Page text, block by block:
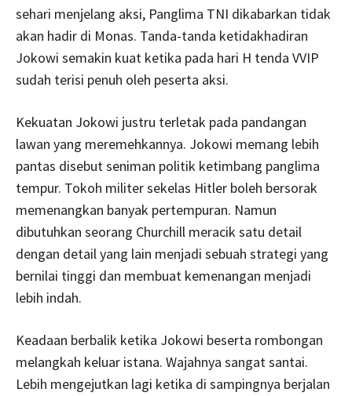
sehari menjelang aksi, Panglima TNI dikabarkan tidak
akan hadir di Monas. Tanda-tanda ketidakhadiran
Jokowi semakin kuat ketika pada hari H tenda VVIP
sudah terisi penuh oleh peserta aksi.
Kekuatan Jokowi justru terletak pada pandangan
lawan yang meremehkannya. Jokowi memang lebih
pantas disebut seniman politik ketimbang panglima
tempur. Tokoh militer sekelas Hitler boleh bersorak
memenangkan banyak pertempuran. Namun
dibutuhkan seorang Churchill meracik satu detail
dengan detail yang lain menjadi sebuah strategi yang
bernilai tinggi dan membuat kemenangan menjadi
lebih indah.
Keadaan berbalik ketika Jokowi beserta rombongan
melangkah keluar istana. Wajahnya sangat santai.
Lebih mengejutkan lagi ketika di sampingnya berjalan